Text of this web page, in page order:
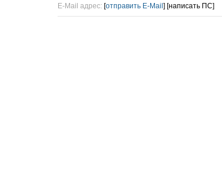
E-Mail адрес: [отправить E-Mail ] [написать ПС]